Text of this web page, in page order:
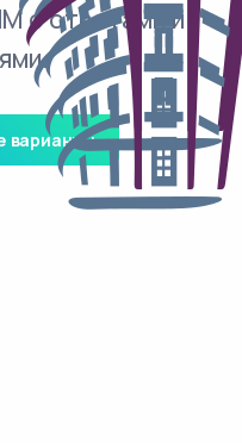
с ответами и
варианты